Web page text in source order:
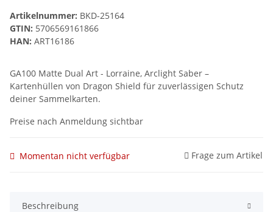
Artikelnummer: BKD-25164
GTIN: 5706569161866
HAN: ART16186
GA100 Matte Dual Art - Lorraine, Arclight Saber –
Kartenhüllen von Dragon Shield für zuverlässigen Schutz
deiner Sammelkarten.
Preise nach Anmeldung sichtbar
Momentan nicht verfügbar Frage zum Artikel
Beschreibung